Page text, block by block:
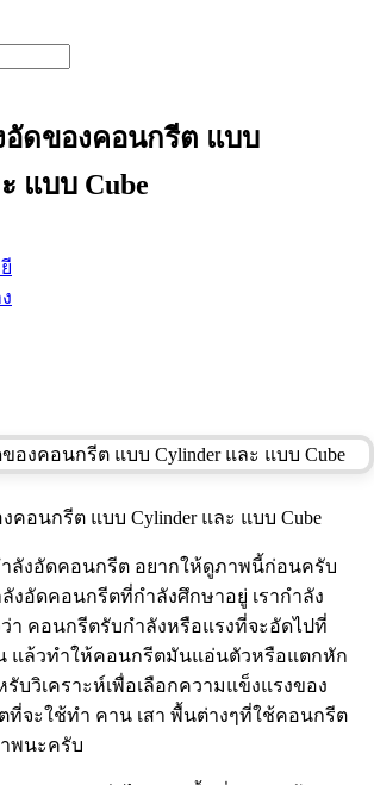
ดของคอนกรีต แบบ
แบบ Cube
อนกรีต แบบ Cylinder และ แบบ Cube
ลังอัดคอนกรีต อยากให้ดูภาพนี้ก่อนครับ
ลังอัดคอนกรีตที่กำลังศึกษาอยู่ เรากำลัง
ว่า คอนกรีตรับกำลังหรือแรงที่จะอัดไปที่
แล้วทำให้คอนกรีตมันแอ่นตัวหรือแตกหัก
บวิเคราะห์เพื่อเลือกความแข็งแรงของ
ที่จะใช้ทำ คาน เสา พื้นต่างๆที่ใช้คอนกรีต
พนะครับ